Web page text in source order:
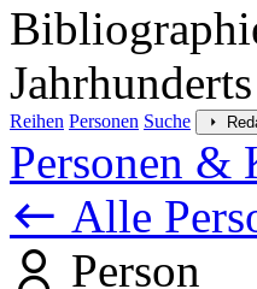
Jahrhunderts
Reihen Personen Suche
Personen &
Alle
Person